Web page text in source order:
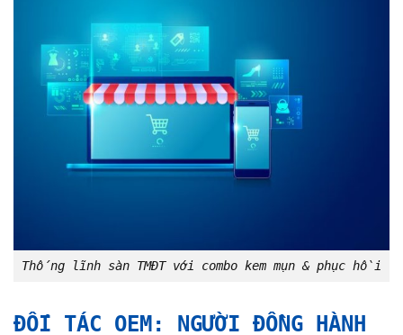
Thống lĩnh sàn TMĐT với combo kem mụn & phục hồi
ĐỐI TÁC OEM: NGƯỜI ĐỒNG HÀNH